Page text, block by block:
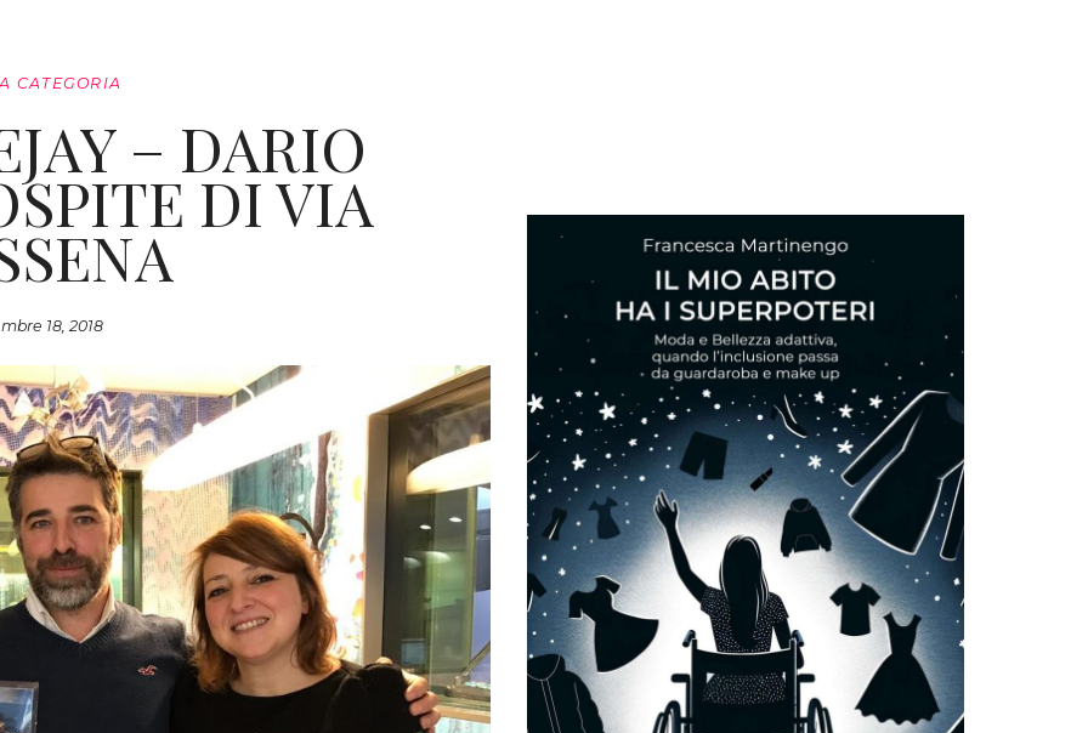
CATEGORIA
– DARIO
DI VIA
18, 2018